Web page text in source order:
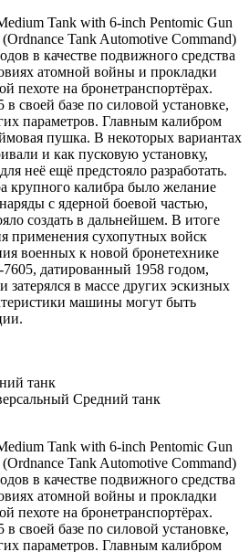
Tank with 6-inch Pentomic Gun
Tank Automotive Command)
в качестве подвижного средства
атомной войны и прокладки
пехоте на бронетранспортёрах.
своей базе по силовой установке,
параметров. Главным калибром
пушка. В некоторых вариантах
и как пусковую установку,
неё ещё предстояло разработать.
крупного калибра было желание
с ядерной боевой частью,
создать в дальнейшем. В итоге
применения сухопутных войск
военных к новой бронетехнике
датированный 1958 годом,
затерялся в массе других эскизных
машины могут быть
танк
Средний танк
Tank with 6-inch Pentomic Gun
Tank Automotive Command)
в качестве подвижного средства
атомной войны и прокладки
пехоте на бронетранспортёрах.
своей базе по силовой установке,
параметров. Главным калибром